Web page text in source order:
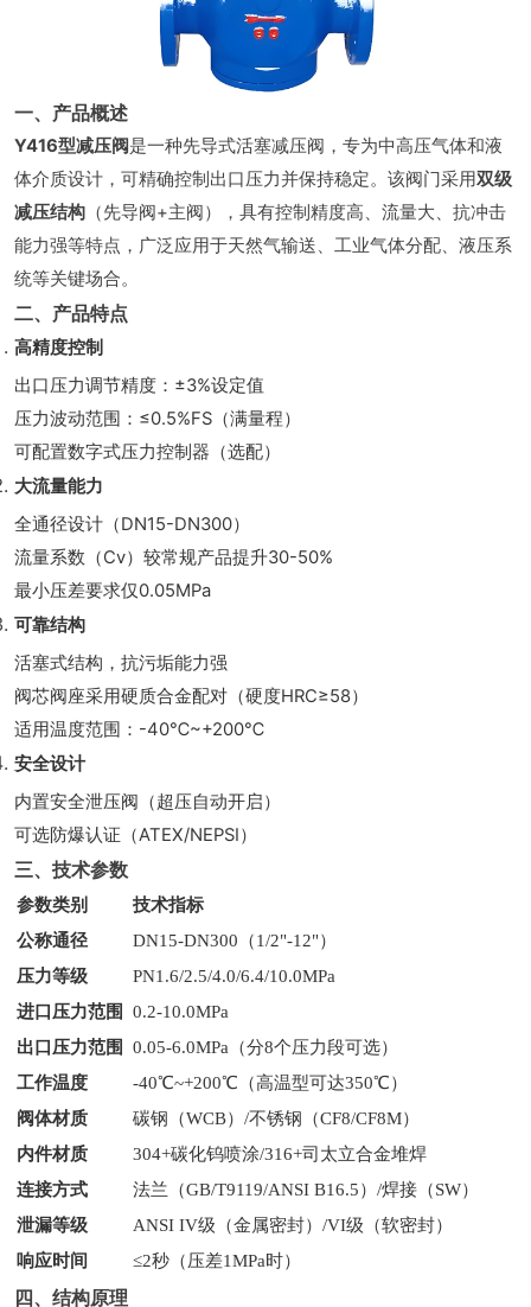
一、产品概述
Y416型减压阀是一种先导式活塞减压阀，专为中高压气体和液
体介质设计，可精确控制出口压力并保持稳定。该阀门采用双级
减压结构 （先导阀+主阀），具有控制精度高、流量大、抗冲击
能力强等特点，广泛应用于天然气输送、工业气体分配、液压系
统等关键场合。
二、产品特点
高精度控制
出口压力调节精度：±3%设定值
压力波动范围：≤0.5%FS（满量程）
可配置数字式压力控制器（选配）
大流量能力
全通径设计（DN15-DN300）
流量系数（Cv）较常规产品提升30-50%
最小压差要求仅0.05MPa
可靠结构
活塞式结构，抗污垢能力强
阀芯阀座采用硬质合金配对（硬度HRC≥58）
适用温度范围：-40℃~+200℃
安全设计
内置安全泄压阀（超压自动开启）
可选防爆认证（ATEX/NEPSI）
三、技术参数
参数类别
技术指标
公称通径
DN15-DN300（1/2"-12"）
压力等级
PN1.6/2.5/4.0/6.4/10.0MPa
进口压力范围
0.2-10.0MPa
出口压力范围
0.05-6.0MPa（分8个压力段可选）
工作温度
-40℃~+200℃（高温型可达350℃）
阀体材质
碳钢（WCB）/不锈钢（CF8/CF8M）
内件材质
304+碳化钨喷涂/316+司太立合金堆焊
连接方式
法兰（GB/T9119/ANSI B16.5）/焊接（SW）
泄漏等级
ANSI IV级（金属密封）/VI级（软密封）
响应时间
≤2秒（压差1MPa时）
四、结构原理